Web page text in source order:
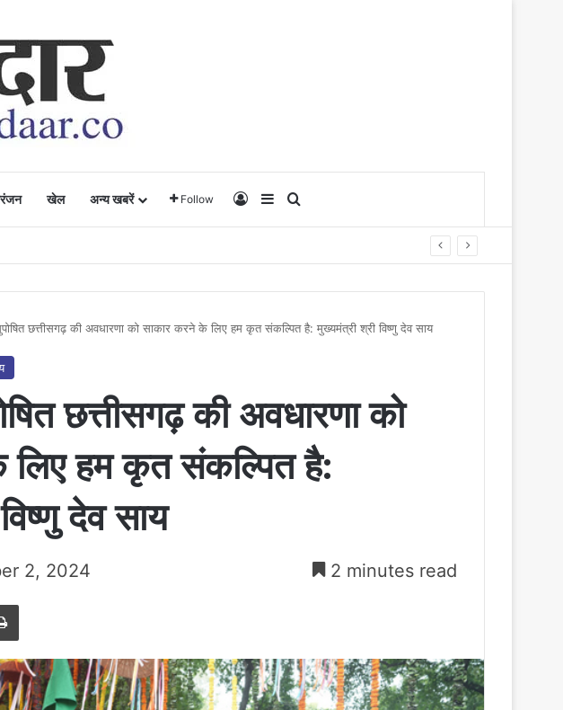
खेल अन्य खबरें Follow Log InSidebar
कृषि साथी…..
छत्तीसगढ़ की अवधारणा को साकार करने के लिए हम कृत संकल्पित है: मुख्यमंत्री श्री विष्णु देव साय
छत्तीसगढ़ की अवधारणा को
हम कृत संकल्पित है:
देव साय
2, 2024 2 minutes read
Print